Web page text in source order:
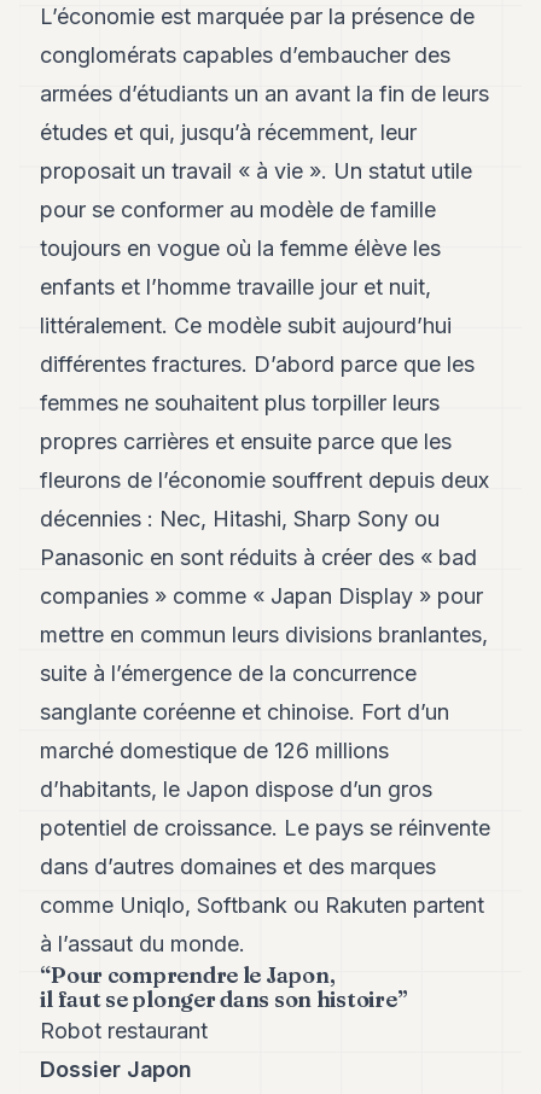
L’économie est marquée par la présence de
conglomérats capables d’embaucher des
armées d’étudiants un an avant la fin de leurs
études et qui, jusqu’à récemment, leur
proposait un travail « à vie ». Un statut utile
pour se conformer au modèle de famille
toujours en vogue où la femme élève les
enfants et l’homme travaille jour et nuit,
littéralement. Ce modèle subit aujourd’hui
différentes fractures. D’abord parce que les
femmes ne souhaitent plus torpiller leurs
propres carrières et ensuite parce que les
fleurons de l’économie souffrent depuis deux
décennies : Nec, Hitashi, Sharp Sony ou
Panasonic en sont réduits à créer des « bad
companies » comme « Japan Display » pour
mettre en commun leurs divisions branlantes,
suite à l’émergence de la concurrence
sanglante coréenne et chinoise. Fort d’un
marché domestique de 126 millions
d’habitants, le Japon dispose d’un gros
potentiel de croissance. Le pays se réinvente
dans d’autres domaines et des marques
comme Uniqlo, Softbank ou Rakuten partent
à l’assaut du monde.
“Pour comprendre le Japon,
il faut se plonger dans son histoire”
Robot restaurant
Dossier Japon